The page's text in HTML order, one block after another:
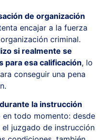
de organización
encajar a la fuerza
criminal.
si realmente se
para esa calificación, lo
conseguir una pena
la instrucción
todo momento: desde
juzgado de instrucción